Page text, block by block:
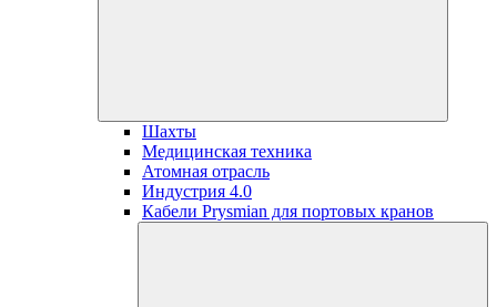
Шахты
Медицинская техника
Атомная отрасль
Индустрия 4.0
Кабели Prysmian для портовых кранов